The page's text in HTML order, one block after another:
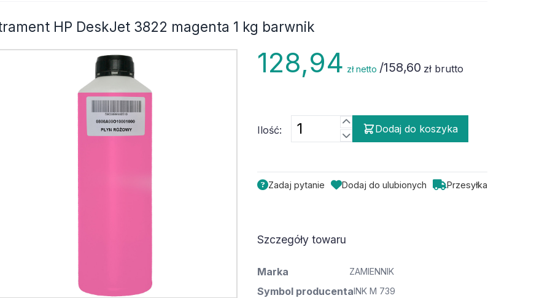
HP DeskJet 3822 magenta 1 kg barwnik
128,94 zł netto /158,60 zł brutto
Ilość: Dodaj do koszyka
Zadaj pytanie Dodaj do ulubionych Przesyłka
Szczegóły towaru
Marka ZAMIENNIK
Symbol producentaINK M 739